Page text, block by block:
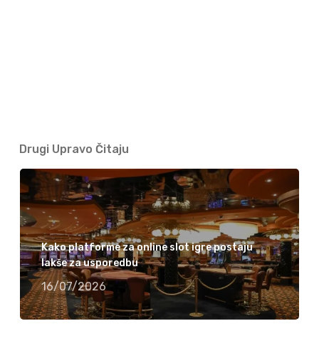
Drugi Upravo Čitaju
Kako platforme za online slot igre postaju
lakše za usporedbu
16/07/2026